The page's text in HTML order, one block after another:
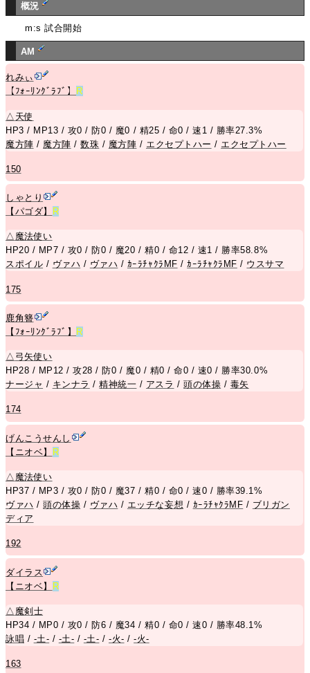
概況
m:s 試合開始
AM
れみぃ
【ﾌｫｰﾘﾝｸﾞﾗﾌﾞ】
R
△ 天使
HP3 / MP13 / 攻0 / 防0 / 魔0 / 精25 / 命0 / 速1 / 勝率27.3%
魔方陣 / 魔方陣 /数珠 / 魔方陣 / エクセプトハー / エクセプトハー
150
しゃとり
【パゴダ】
R
△ 魔法使い
HP20 / MP7 / 攻0 / 防0 / 魔20 / 精0 / 命12 / 速1 / 勝率58.8%
スポイル / ヴァハ / ヴァハ / ｶｰﾗﾁｬｸﾗMF /ｶｰﾗﾁｬｸﾗMF / ウスサマ
175
鹿角簪
【ﾌｫｰﾘﾝｸﾞﾗﾌﾞ】
R
△ 弓矢使い
HP28 / MP12 / 攻28 / 防0 / 魔0 / 精0 / 命0 / 速0 / 勝率30.0%
ナージャ / キンナラ /精神統一 / アスラ /頭の体操 / 毒矢
174
げんこうせんし
【ニオベ】
R
△ 魔法使い
HP37 / MP3 / 攻0 / 防0 / 魔37 / 精0 / 命0 / 速0 / 勝率39.1%
ヴァハ /頭の体操 / ヴァハ / エッチな妄想 / ｶｰﾗﾁｬｸﾗMF / ブリガン
ディア
192
ダイラス
【ニオベ】
R
△ 魔剣士
HP34 / MP0 / 攻0 / 防6 / 魔34 / 精0 / 命0 / 速0 / 勝率48.1%
詠唱 / -土- / -土- / -土- / -火- /-火-
163